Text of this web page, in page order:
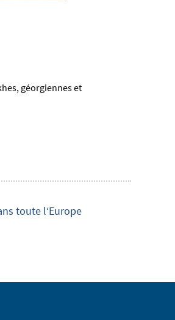
géorgiennes et
toute l‘Europe